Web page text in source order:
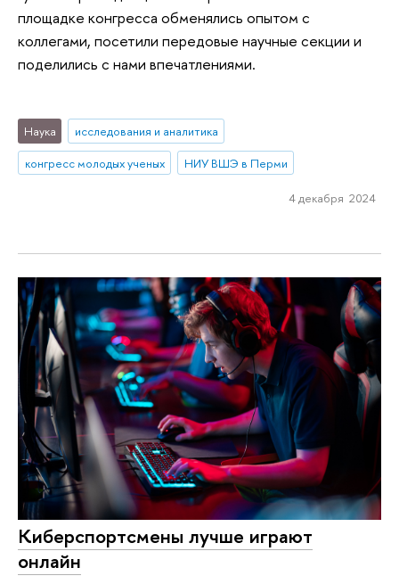
площадке конгресса обменялись опытом с
коллегами, посетили передовые научные секции и
поделились с нами впечатлениями.
Наука
исследования и аналитика
конгресс молодых ученых
НИУ ВШЭ в Перми
4 декабря 2024
Киберспортсмены лучше играют
онлайн